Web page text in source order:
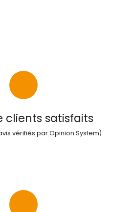
clients satisfaits
vérifiés par Opinion System)